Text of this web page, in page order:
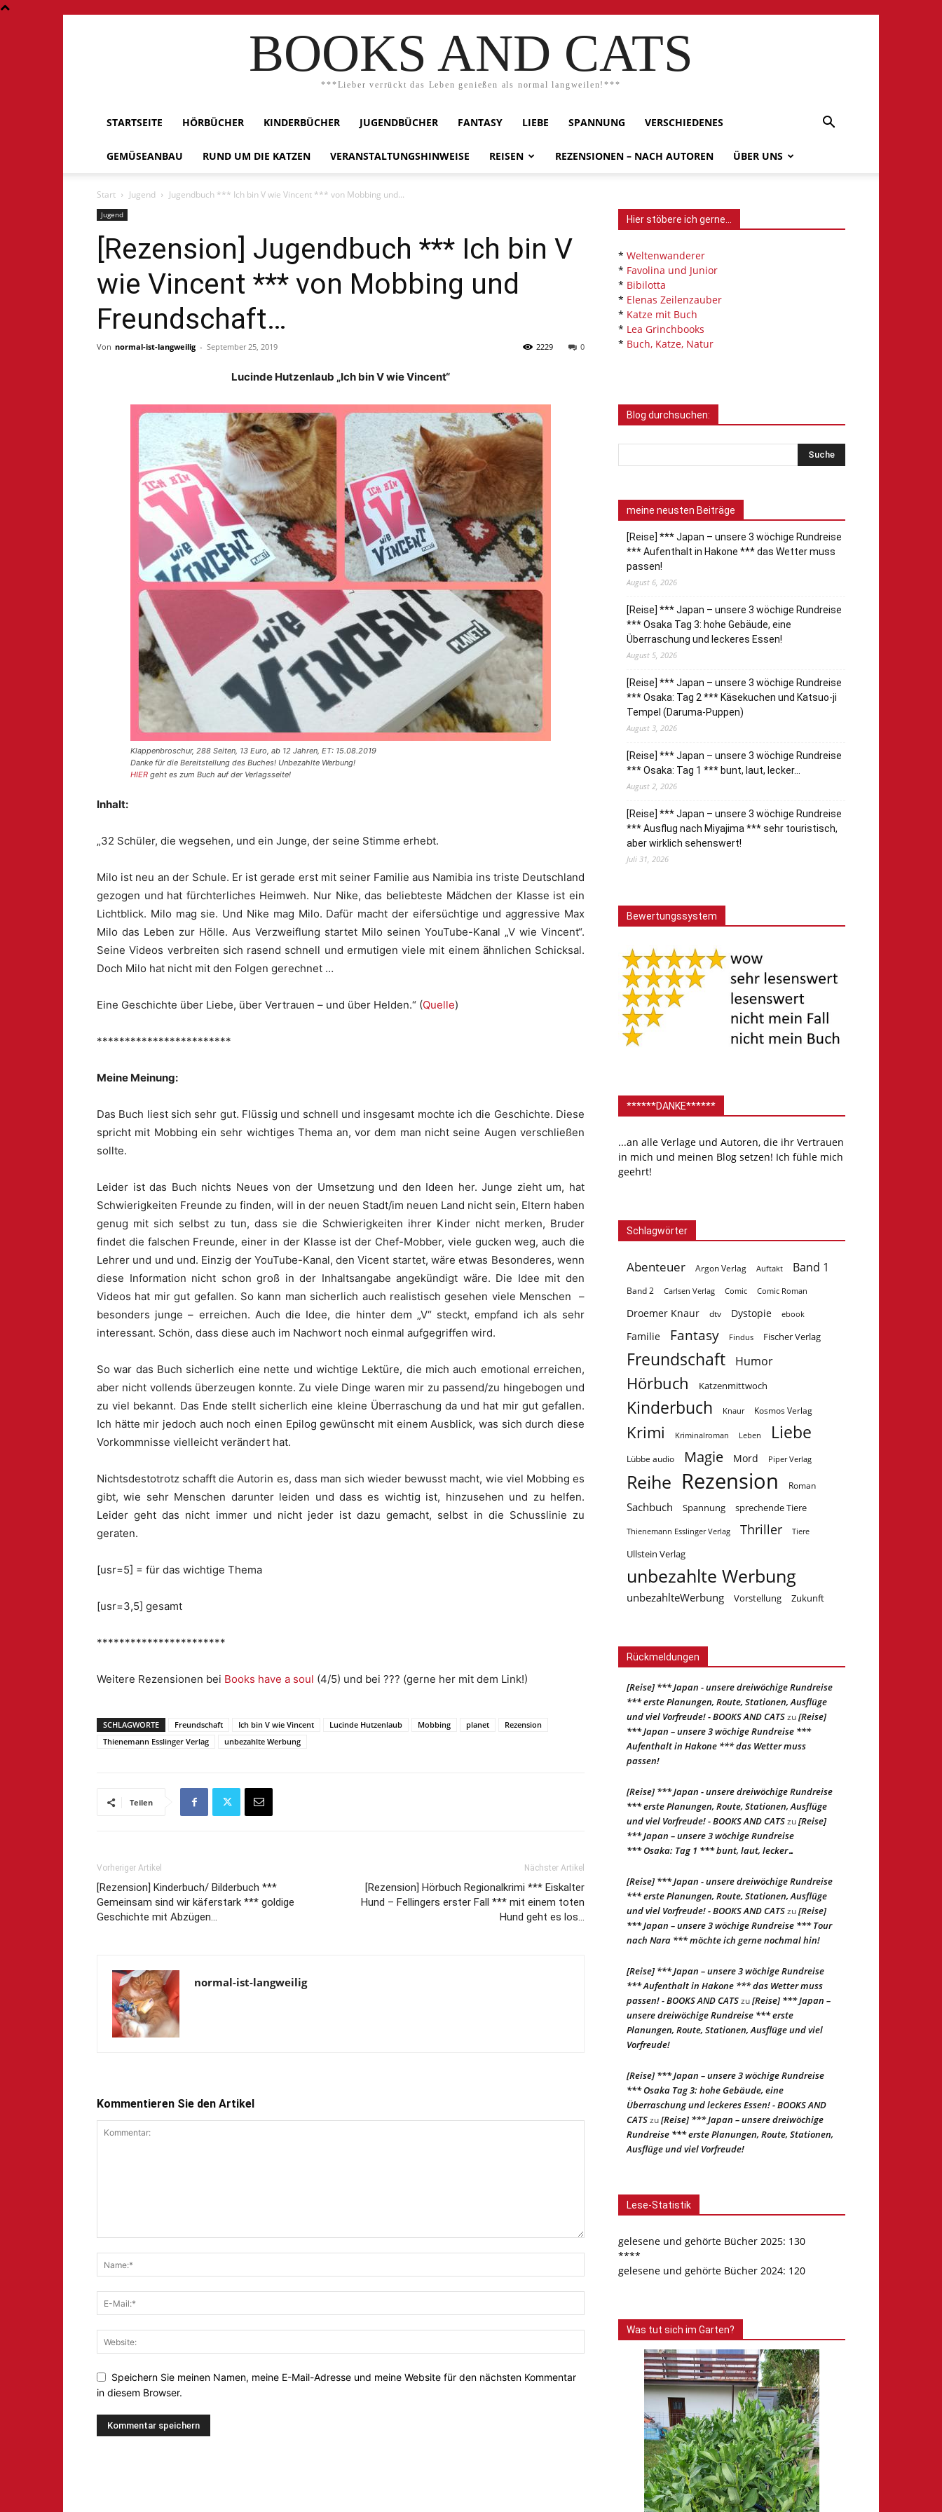
BOOKS AND CATS
***Lieber verrückt das Leben genießen als normal langweilen!***
STARTSEITE HÖRBÜCHER KINDERBÜCHER JUGENDBÜCHER FANTASY LIEBE SPANNUNG VERSCHIEDENES
GEMÜSEANBAU RUND UM DIE KATZEN VERANSTALTUNGSHINWEISE REISEN REZENSIONEN – NACH AUTOREN ÜBER UNS
Start Jugend Jugendbuch *** Ich bin V wie Vincent *** von Mobbing und...
Jugend
[Rezension] Jugendbuch *** Ich bin V
wie Vincent *** von Mobbing und
Freundschaft…
Von normal-ist-langweilig - September 25, 2019 0
2229
Lucinde Hutzenlaub „Ich bin V wie Vincent“
Klappenbroschur, 288 Seiten, 13 Euro, ab 12 Jahren, ET: 15.08.2019
Danke für die Bereitstellung des Buches! Unbezahlte Werbung!
HIER geht es zum Buch auf der Verlagsseite!
Inhalt:
„32 Schüler, die wegsehen, und ein Junge, der seine Stimme erhebt.
Milo ist neu an der Schule. Er ist gerade erst mit seiner Familie aus Namibia ins triste Deutschland
gezogen und hat fürchterliches Heimweh. Nur Nike, das beliebteste Mädchen der Klasse ist ein
Lichtblick. Milo mag sie. Und Nike mag Milo. Dafür macht der eifersüchtige und aggressive Max
Milo das Leben zur Hölle. Aus Verzweiflung startet Milo seinen YouTube-Kanal „V wie Vincent“.
Seine Videos verbreiten sich rasend schnell und ermutigen viele mit einem ähnlichen Schicksal.
Doch Milo hat nicht mit den Folgen gerechnet …
Eine Geschichte über Liebe, über Vertrauen – und über Helden.“ (Quelle)
************************
Meine Meinung:
Das Buch liest sich sehr gut. Flüssig und schnell und insgesamt mochte ich die Geschichte. Diese
spricht mit Mobbing ein sehr wichtiges Thema an, vor dem man nicht seine Augen verschließen
sollte.
Leider ist das Buch nichts Neues von der Umsetzung und den Ideen her. Junge zieht um, hat
Schwierigkeiten Freunde zu finden, will in der neuen Stadt/im neuen Land nicht sein, Eltern haben
genug mit sich selbst zu tun, dass sie die Schwierigkeiten ihrer Kinder nicht merken, Bruder
findet die falschen Freunde, einer in der Klasse ist der Chef-Mobber, viele gucken weg, auch die
Lehrer und und und. Einzig der YouTube-Kanal, den Vicent startet, wäre etwas Besonderes, wenn
diese Information nicht schon groß in der Inhaltsangabe angekündigt wäre. Die Idee mit den
Videos hat mir gut gefallen. So kann man sicherlich auch realistisch gesehen viele Menschen –
besonders junge – erreichen. Auch die Idee, die hinter dem „V“ steckt, empfand ich als sehr
interessant. Schön, dass diese auch im Nachwort noch einmal aufgegriffen wird.
So war das Buch sicherlich eine nette und wichtige Lektüre, die mich auch emotional erreichen,
aber nicht vollends überzeugen konnte. Zu viele Dinge waren mir zu passend/zu hingebogen und
zu viel bekannt. Das Ende stellt sicherlich eine kleine Überraschung da und hat mir gut gefallen.
Ich hätte mir jedoch auch noch einen Epilog gewünscht mit einem Ausblick, was sich durch diese
Vorkommnisse vielleicht verändert hat.
Nichtsdestotrotz schafft die Autorin es, dass man sich wieder bewusst macht, wie viel Mobbing es
gibt, wie sehr Menschen darunter leiden und dass es wichtig ist, hinzusehen und zu helfen.
Leider geht das nicht immer und nicht jeder ist dazu gemacht, selbst in die Schusslinie zu
geraten.
[usr=5] = für das wichtige Thema
[usr=3,5] gesamt
***********************
Weitere Rezensionen bei Books have a soul (4/5) und bei ??? (gerne her mit dem Link!)
SCHLAGWORTE Freundschaft Ich bin V wie Vincent Lucinde Hutzenlaub Mobbing planet
Rezension
Thienemann Esslinger Verlag
unbezahlte Werbung
Teilen
Vorheriger Artikel
[Rezension] Kinderbuch/ Bilderbuch ***
Gemeinsam sind wir käferstark *** goldige
Geschichte mit Abzügen…
Nächster Artikel
[Rezension] Hörbuch Regionalkrimi *** Eiskalter
Hund – Fellingers erster Fall *** mit einem toten
Hund geht es los…
normal-ist-langweilig
Kommentieren Sie den Artikel
Speichern Sie meinen Namen, meine E-Mail-Adresse und meine Website für den nächsten Kommentar
in diesem Browser.
Hier stöbere ich gerne…
* Weltenwanderer
* Favolina und Junior
* Bibilotta
* Elenas Zeilenzauber
* Katze mit Buch
* Lea Grinchbooks
* Buch, Katze, Natur
Blog durchsuchen:
meine neusten Beiträge
[Reise] *** Japan – unsere 3 wöchige Rundreise
*** Aufenthalt in Hakone *** das Wetter muss
passen!
August 6, 2026
[Reise] *** Japan – unsere 3 wöchige Rundreise
*** Osaka Tag 3: hohe Gebäude, eine
Überraschung und leckeres Essen!
August 5, 2026
[Reise] *** Japan – unsere 3 wöchige Rundreise
*** Osaka: Tag 2 *** Käsekuchen und Katsuo-ji
Tempel (Daruma-Puppen)
August 3, 2026
[Reise] *** Japan – unsere 3 wöchige Rundreise
*** Osaka: Tag 1 *** bunt, laut, lecker…
August 2, 2026
[Reise] *** Japan – unsere 3 wöchige Rundreise
*** Ausflug nach Miyajima *** sehr touristisch,
aber wirklich sehenswert!
Juli 31, 2026
Bewertungssystem
******DANKE******
...an alle Verlage und Autoren, die ihr Vertrauen
in mich und meinen Blog setzen! Ich fühle mich
geehrt!
Schlagwörter
Abenteuer Argon Verlag Auftakt Band 1
Band 2 Carlsen Verlag Comic Comic Roman
Droemer Knaur dtv Dystopie ebook
Familie Fantasy Findus Fischer Verlag
Freundschaft Humor
Hörbuch Katzenmittwoch
Kinderbuch Knaur Kosmos Verlag
Krimi Kriminalroman Leben Liebe
Lübbe audio Magie Mord Piper Verlag
Reihe Rezension Roman
Sachbuch Spannung sprechende Tiere
Thienemann Esslinger Verlag Thriller Tiere
Ullstein Verlag
unbezahlte Werbung
unbezahlteWerbung Vorstellung Zukunft
Rückmeldungen
[Reise] *** Japan - unsere dreiwöchige Rundreise
*** erste Planungen, Route, Stationen, Ausflüge
und viel Vorfreude! - BOOKS AND CATSzu[Reise]
*** Japan – unsere 3 wöchige Rundreise ***
Aufenthalt in Hakone *** das Wetter muss
passen!
[Reise] *** Japan - unsere dreiwöchige Rundreise
*** erste Planungen, Route, Stationen, Ausflüge
und viel Vorfreude! - BOOKS AND CATSzu[Reise]
*** Japan – unsere 3 wöchige Rundreise
*** Osaka: Tag 1 *** bunt, laut, lecker…
[Reise] *** Japan - unsere dreiwöchige Rundreise
*** erste Planungen, Route, Stationen, Ausflüge
und viel Vorfreude! - BOOKS AND CATSzu[Reise]
*** Japan – unsere 3 wöchige Rundreise *** Tour
nach Nara *** möchte ich gerne nochmal hin!
[Reise] *** Japan – unsere 3 wöchige Rundreise
*** Aufenthalt in Hakone *** das Wetter muss
passen! - BOOKS AND CATSzu[Reise] *** Japan –
unsere dreiwöchige Rundreise *** erste
Planungen, Route, Stationen, Ausflüge und viel
Vorfreude!
[Reise] *** Japan – unsere 3 wöchige Rundreise
*** Osaka Tag 3: hohe Gebäude, eine
Überraschung und leckeres Essen! - BOOKS AND
CATSzu[Reise] *** Japan – unsere dreiwöchige
Rundreise *** erste Planungen, Route, Stationen,
Ausflüge und viel Vorfreude!
Lese-Statistik
gelesene und gehörte Bücher 2025: 130
****
gelesene und gehörte Bücher 2024: 120
Was tut sich im Garten?